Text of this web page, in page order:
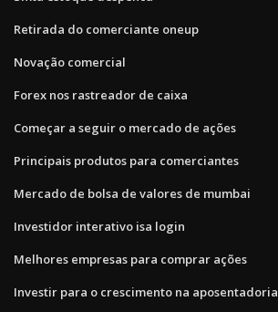
Retirada do comerciante oneup
Novação comercial
Forex nos rastreador de caixa
Começar a seguir o mercado de ações
Principais produtos para comerciantes
Mercado de bolsa de valores de mumbai
Investidor interativo isa login
Melhores empresas para comprar ações
Investir para o crescimento na aposentadoria